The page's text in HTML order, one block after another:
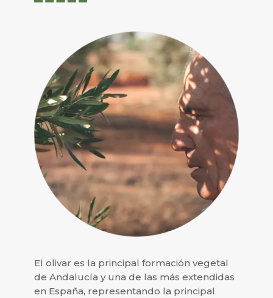
El olivar es la principal formación vegetal
de Andalucía y una de las más extendidas
en España, representando la principal